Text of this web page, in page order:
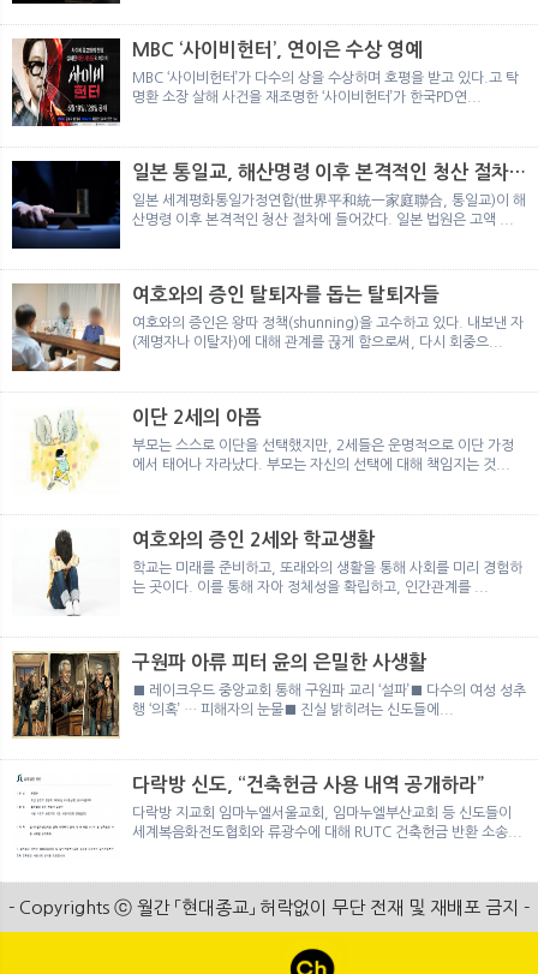
MBC ‘사이비헌터’, 연이은 수상 영예
MBC ‘사이비헌터’가 다수의 상을 수상하며 호평을 받고 있다.고 탁
명환 소장 살해 사건을 재조명한 ‘사이비헌터’가 한국PD연...
일본 통일교, 해산명령 이후 본격적인 청산 절차
돌입
일본 세계평화통일가정연합(世界平和統一家庭聯合, 통일교)이 해
산명령 이후 본격적인 청산 절차에 들어갔다. 일본 법원은 고액 ...
여호와의 증인 탈퇴자를 돕는 탈퇴자들
여호와의 증인은 왕따 정책(shunning)을 고수하고 있다. 내보낸 자
(제명자나 이탈자)에 대해 관계를 끊게 함으로써, 다시 회중으...
이단 2세의 아픔
부모는 스스로 이단을 선택했지만, 2세들은 운명적으로 이단 가정
에서 태어나 자라났다. 부모는 자신의 선택에 대해 책임지는 것...
여호와의 증인 2세와 학교생활
학교는 미래를 준비하고, 또래와의 생활을 통해 사회를 미리 경험하
는 곳이다. 이를 통해 자아 정체성을 확립하고, 인간관계를 ...
구원파 아류 피터 윤의 은밀한 사생활
■ 레이크우드 중앙교회 통해 구원파 교리 ‘설파’■ 다수의 여성 성추
행 ‘의혹’ … 피해자의 눈물■ 진실 밝히려는 신도들에...
다락방 신도, “건축헌금 사용 내역 공개하라”
다락방 지교회 임마누엘서울교회, 임마누엘부산교회 등 신도들이
세계복음화전도협회와 류광수에 대해 RUTC 건축헌금 반환 소송...
- Copyrights ⓒ 월간 「현대종교」 허락없이 무단 전재 및 재배포 금지 -